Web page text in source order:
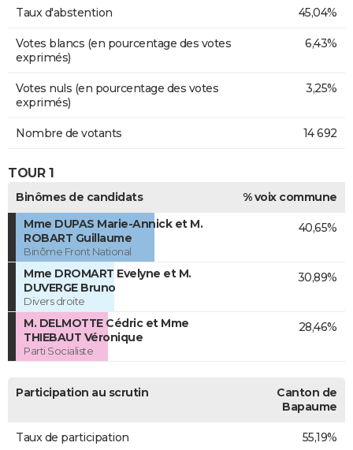
Taux d'abstention 45,04%
Votes blancs (en pourcentage des votes
exprimés)
6,43%
Votes nuls (en pourcentage des votes
exprimés)
3,25%
Nombre de votants 14 692
TOUR 1
Binômes de candidats
% voix commune
Mme DUPAS Marie-Annick et M.
ROBART Guillaume
Binôme Front National
40,65%
Mme DROMART Evelyne et M.
DUVERGE Bruno
Divers droite
30,89%
M. DELMOTTE Cédric et Mme
THIEBAUT Véronique
Parti Socialiste
28,46%
Participation au scrutin
Canton de
Bapaume
Taux de participation 55,19%